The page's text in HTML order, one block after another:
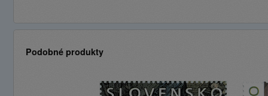
Podobné produkty